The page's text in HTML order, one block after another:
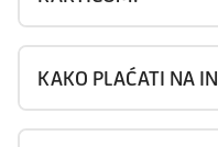
KAKO PLAĆATI NA